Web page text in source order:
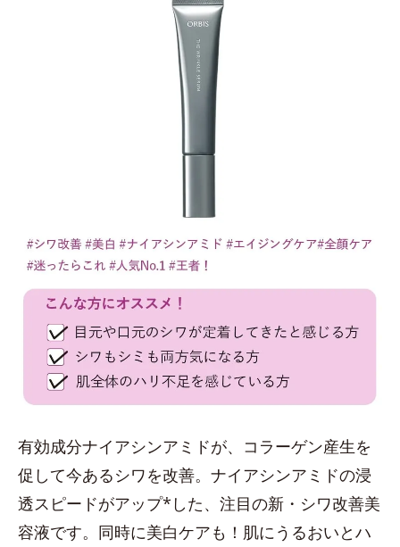
有効成分ナイアシンアミドが、コラーゲン産生を
促して今あるシワを改善。ナイアシンアミドの浸
透スピードがアップ*した、注目の新・シワ改善美
容液です。同時に美白ケアも！肌にうるおいとハ